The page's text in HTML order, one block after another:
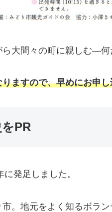
大間々の町に親しむ―何
ますので、早めにお申
PR
発足しました。
。地元をよく知るボラ